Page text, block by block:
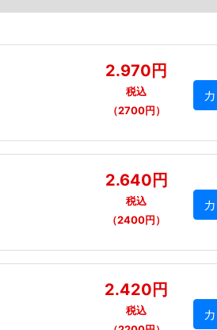
2.970円
税込
（2700円）
2.640円
税込
（2400円）
2.420円
税込